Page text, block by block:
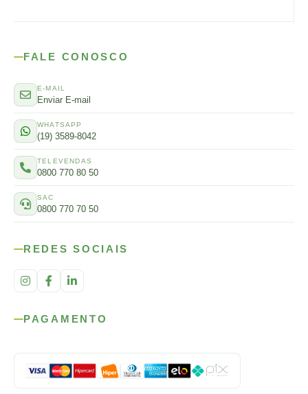
FALE CONOSCO
E-MAIL
Enviar E-mail
WHATSAPP
(19) 3589-8042
TELEVENDAS
0800 770 80 50
SAC
0800 770 70 50
REDES SOCIAIS
PAGAMENTO